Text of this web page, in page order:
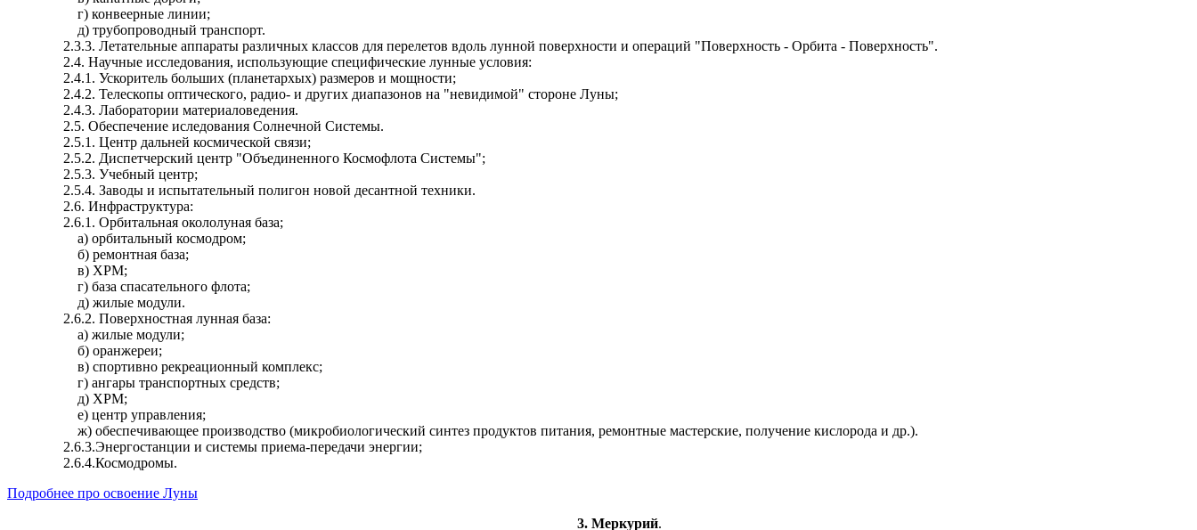
г)конвеерные линии;
д) трубопроводный транспорт.
2.3.3. Летательные аппараты различных классов для перелетов вдоль лунной поверхности и операций "Поверхность - Орбита - Поверхность".
2.4. Научные исследования, использующие специфические лунные условия:
2.4.1. Ускоритель больших (планетархых) размеров и мощности;
2.4.2. Телескопы оптического, радио- и других диапазонов на "невидимой" стороне Луны;
2.4.3. Лаборатории материаловедения.
2.5. Обеспечениеиследования Солнечной Системы.
2.5.1. Центр дальней космической связи;
2.5.2. Диспетчерский центр "Объединенного Космофлота Системы";
2.5.3. Учебный центр;
2.5.4. Заводы и испытательный полигон новой десантной техники.
2.6. Инфраструктура:
2.6.1. Орбитальнаяокололуная база;
а) орбитальный космодром;
б) ремонтная база;
в) ХРМ;
г) база спасательного флота;
д) жилые модули.
2.6.2. Поверхностная лунная база:
а) жилые модули;
б) оранжереи;
в) спортивно рекреационный комплекс;
г) ангары транспортных средств;
д) ХРМ;
е) центр управления;
ж) обеспечивающее производство (микробиологический синтез продуктов питания, ремонтные мастерские, получение кислорода и др.).
2.6.3.Энергостанции и системы приема-передачи энергии;
2.6.4.Космодромы.
Подробнее про освоение Луны
3. Меркурий.